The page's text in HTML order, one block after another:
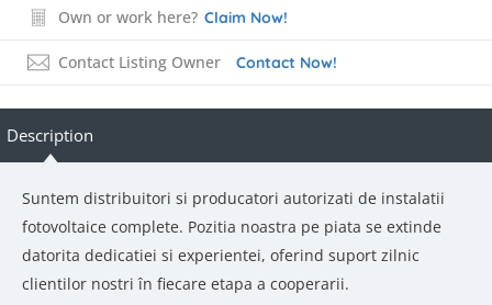
Own or work here? Claim Now!
Contact Listing Owner Contact Now!
Description
Suntem distribuitori si producatori autorizati de instalatii
fotovoltaice complete. Pozitia noastra pe piata se extinde
datorita dedicatiei si experientei, oferind suport zilnic
clientilor nostri în fiecare etapa a cooperarii.